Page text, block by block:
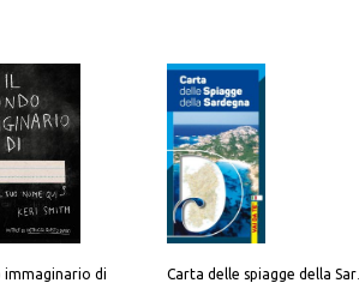
immaginario di